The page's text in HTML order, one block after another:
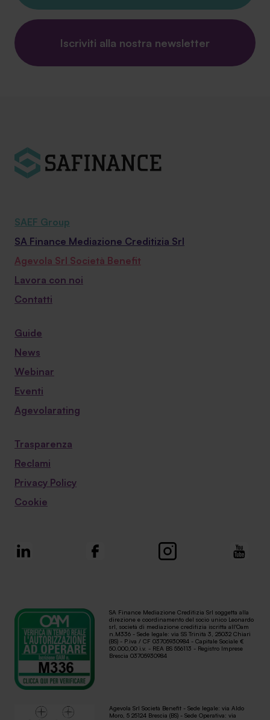
Iscriviti alla nostra newsletter
SAEF Group
SA Finance Mediazione Creditizia Srl
Agevola Srl Società Benefit
Lavora con noi
Contatti
Guide
News
Webinar
Eventi
Agevolarating
Trasparenza
Reclami
Privacy Policy
Cookie
SA Finance Mediazione Creditizia Srl soggetta alla
direzione e coordinamento del socio unico Leonardo
srl, società di mediazione creditizia iscritta all'Oam
n.M336 - Sede legale: via SS Trinità 3, 25032 Chiari
(BS) - P.iva / CF 03705930984 - Capitale Sociale €
50.000,00 i.v. - REA BS 556113 - Registro Imprese
Brescia 03705930984
Agevola Srl Società Benefit - Sede legale: via Aldo
Moro, 5 25124 Brescia (BS) - Sede Operativa: via